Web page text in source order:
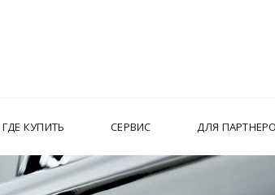
ГДЕ КУПИТЬ СЕРВИС ДЛЯ